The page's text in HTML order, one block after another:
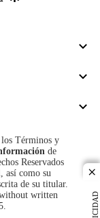
Términos y
de
Reservados
así como su
de su titular.
written